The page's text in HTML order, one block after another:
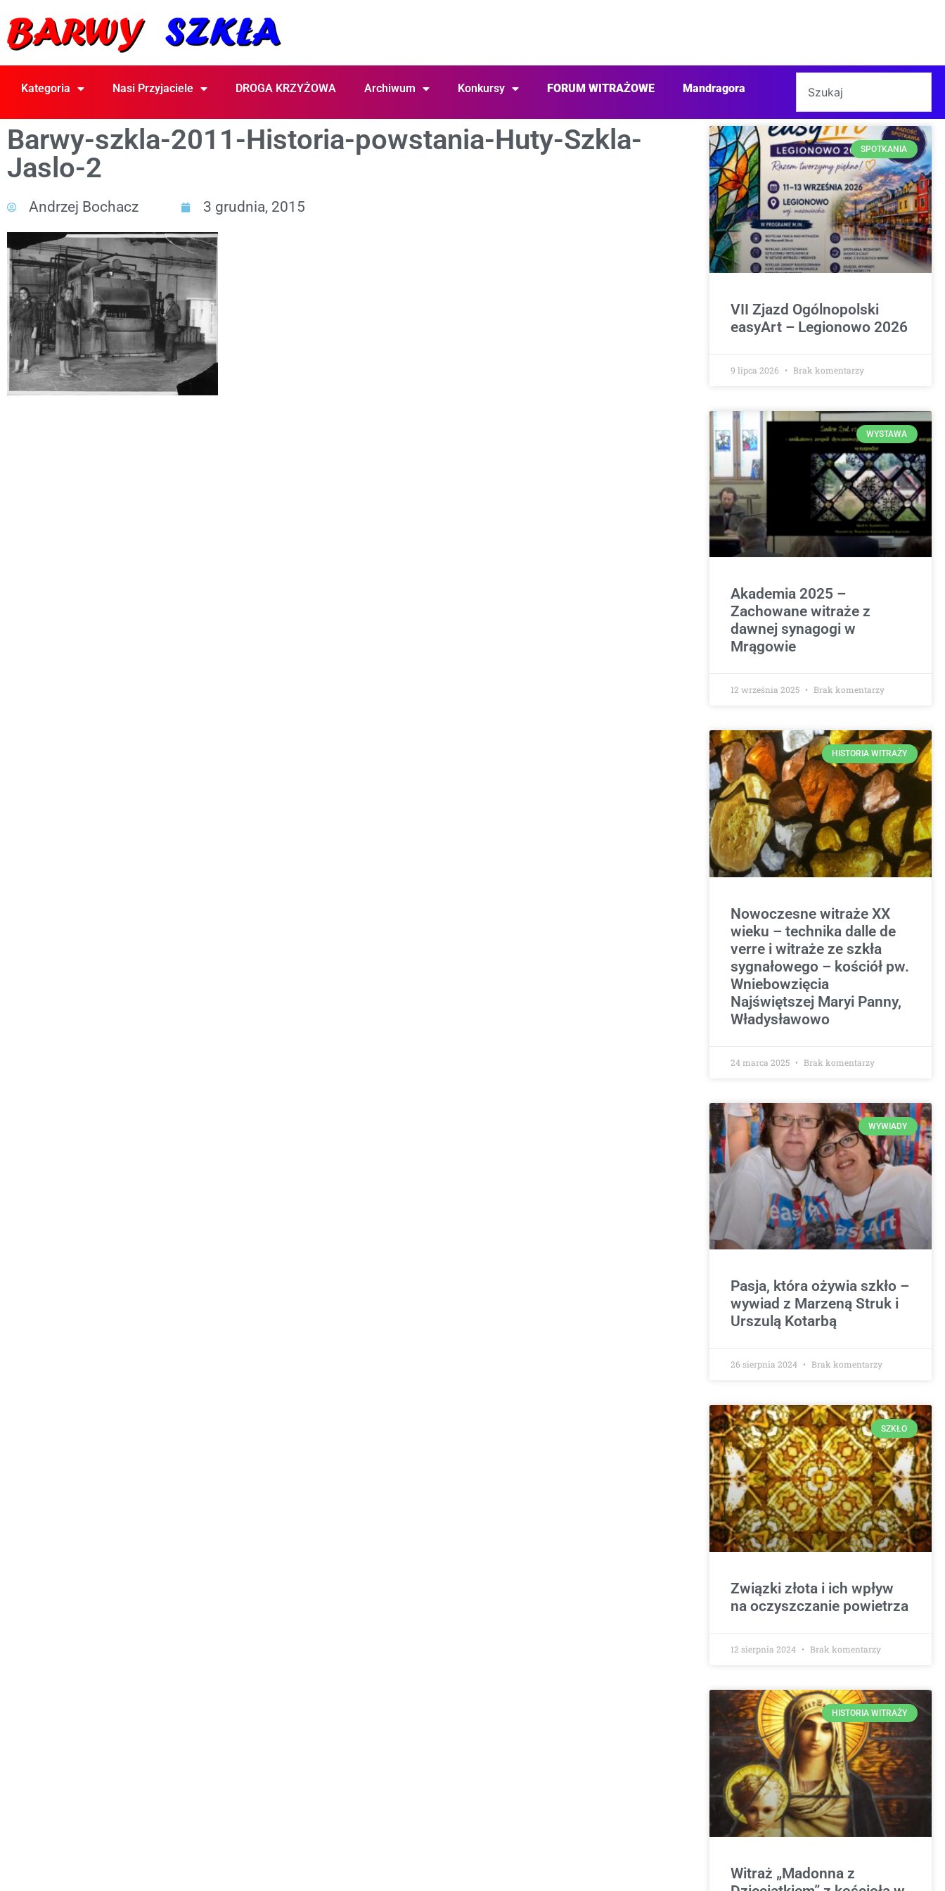
Kategoria Nasi Przyjaciele DROGA KRZYŻOWA Archiwum Konkursy FORUM WITRAŻOWE Mandragora
Barwy-szkla-2011-Historia-powstania-Huty-Szkla-
Jaslo-2
Andrzej Bochacz 3 grudnia, 2015
SPOTKANIA
VII Zjazd Ogólnopolski
easyArt – Legionowo 2026
9 lipca 2026 Brak komentarzy
WYSTAWA
Akademia 2025 –
Zachowane witraże z
dawnej synagogi w
Mrągowie
12 września 2025 Brak komentarzy
HISTORIA WITRAŻY
Nowoczesne witraże XX
wieku – technika dalle de
verre i witraże ze szkła
sygnałowego – kościół pw.
Wniebowzięcia
Najświętszej Maryi Panny,
Władysławowo
24 marca 2025 Brak komentarzy
WYWIADY
Pasja, która ożywia szkło –
wywiad z Marzeną Struk i
Urszulą Kotarbą
26 sierpnia 2024 Brak komentarzy
SZKŁO
Związki złota i ich wpływ
na oczyszczanie powietrza
12 sierpnia 2024 Brak komentarzy
HISTORIA WITRAŻY
Witraż „Madonna z